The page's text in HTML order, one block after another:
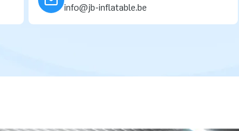
info@jb-inflatable.be